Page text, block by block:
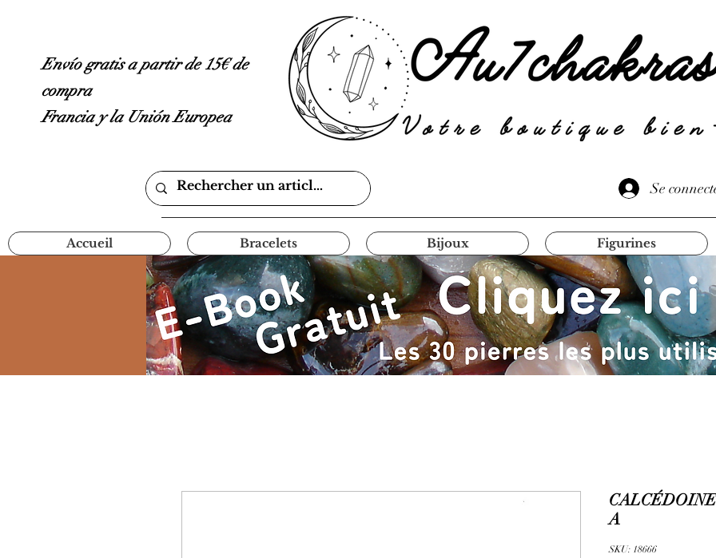
Envío gratis a partir de 15€ de
compra
Francia y la Unión Europea
Se
Accueil Bracelets Bijoux Figurines
A
SKU: 18666